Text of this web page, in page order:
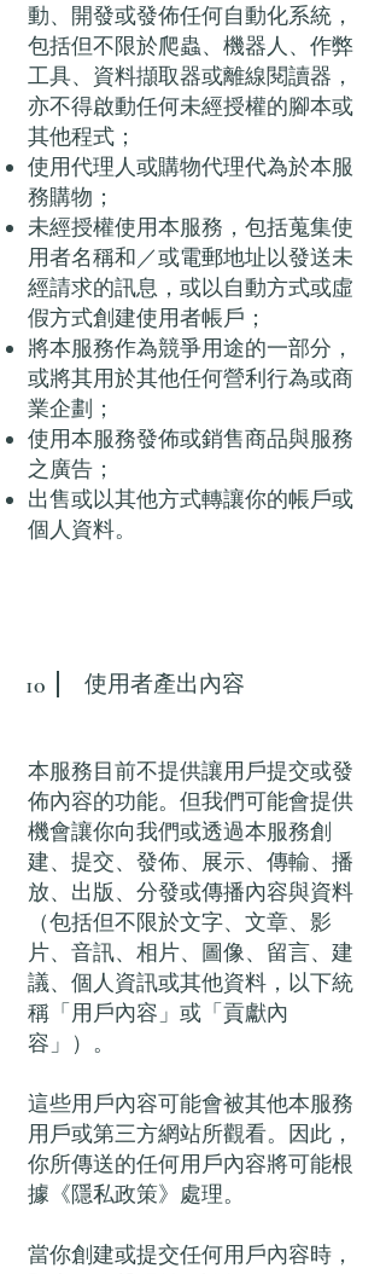
動、開發或發佈任何自動化系統，
包括但不限於爬蟲、機器人、作弊
工具、資料擷取器或離線閱讀器，
亦不得啟動任何未經授權的腳本或
其他程式；
使用代理人或購物代理代為於本服
務購物；
未經授權使用本服務，包括蒐集使
用者名稱和／或電郵地址以發送未
經請求的訊息，或以自動方式或虛
假方式創建使用者帳戶；
將本服務作為競爭用途的一部分，
或將其用於其他任何營利行為或商
業企劃；
使用本服務發佈或銷售商品與服務
之廣告；
出售或以其他方式轉讓你的帳戶或
個人資料。
10 使用者產出內容
本服務目前不提供讓用戶提交或發
佈內容的功能。但我們可能會提供
機會讓你向我們或透過本服務創
建、提交、發佈、展示、傳輸、播
放、出版、分發或傳播內容與資料
（包括但不限於文字、文章、影
片、音訊、相片、圖像、留言、建
議、個人資訊或其他資料，以下統
稱「用戶內容」或「貢獻內
容」）。
這些用戶內容可能會被其他本服務
用戶或第三方網站所觀看。因此，
你所傳送的任何用戶內容將可能根
據《隱私政策》處理。
當你創建或提交任何用戶內容時，